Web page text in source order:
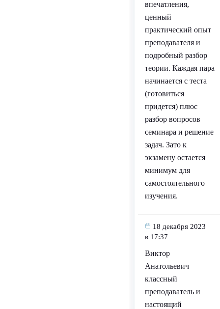
впечатления,
ценный
практический опыт
преподавателя и
подробный разбор
теории. Каждая пара
начинается с теста
(готовиться
придется) плюс
разбор вопросов
семинара и решение
задач. Зато к
экзамену остается
минимум для
самостоятельного
изучения.
18 декабря 2023
в 17:37
Виктор
Анатольевич —
классный
преподаватель и
настоящий